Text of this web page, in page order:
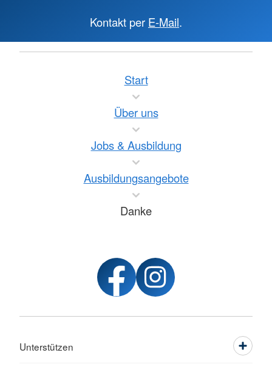
Kontakt per E-Mail.
Start
Über uns
Jobs & Ausbildung
Ausbildungsangebote
Danke
Unterstützen